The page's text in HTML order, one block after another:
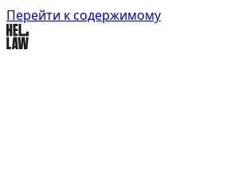
Перейти к содержимому